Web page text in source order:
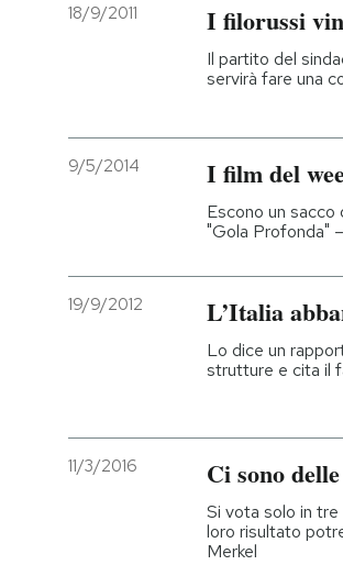
18/9/2011 I filorussi
Il partito del
servirà fare una
9/5/2014 I film del
Escono un
"Gola Profonda"
19/9/2012 L’Italia
Lo dice un
strutture e cita il
11/3/2016 Ci sono
Si vota solo in tre
loro risultato
Merkel